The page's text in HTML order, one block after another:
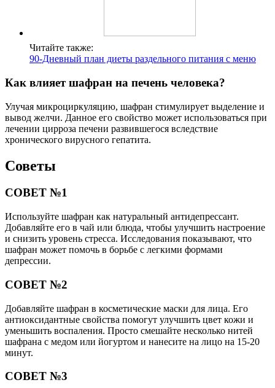
Читайте также:
90-Дневный план диеты раздельного питания с меню
Как влияет шафран на печень человека?
Улучая микроциркуляцию, шафран стимулирует выделение и
вывод желчи. Данное его свойство может использоваться при
лечении цирроза печени развившегося вследствие
хронического вирусного гепатита.
Советы
СОВЕТ №1
Используйте шафран как натуральный антидепрессант.
Добавляйте его в чай или блюда, чтобы улучшить настроение
и снизить уровень стресса. Исследования показывают, что
шафран может помочь в борьбе с легкими формами
депрессии.
СОВЕТ №2
Добавляйте шафран в косметические маски для лица. Его
антиоксидантные свойства помогут улучшить цвет кожи и
уменьшить воспаления. Просто смешайте несколько нитей
шафрана с медом или йогуртом и нанесите на лицо на 15-20
минут.
СОВЕТ №3